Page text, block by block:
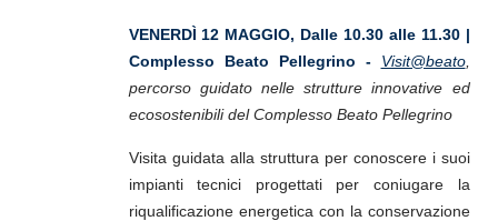
VENERDÌ 12 MAGGIO, Dalle 10.30 alle 11.30 |
Complesso Beato Pellegrino -
Visit@beato,
percorso guidato nelle strutture innovative ed
ecosostenibili del Complesso Beato Pellegrino
Visita guidata alla struttura per conoscere i suoi
impianti tecnici progettati per coniugare la
riqualificazione energetica con la conservazione